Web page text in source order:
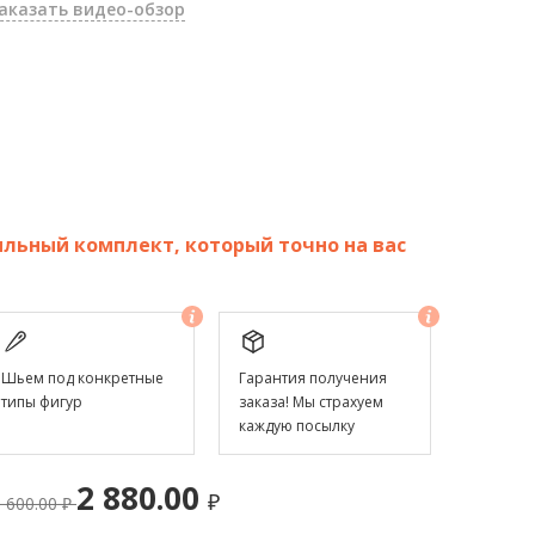
видео-обзор
комплект, который точно на вас
Шьем под конкретные
типы фигур
Гарантия получения
заказа! Мы страхуем
каждую посылку
600.00₽ 2 880.00 ₽